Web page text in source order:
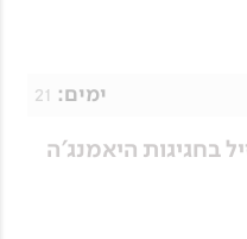
בחגיגות היאמנג'ה
ימים: 21